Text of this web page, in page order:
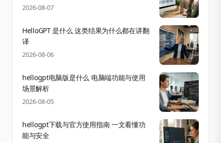
2026-08-07
HelloGPT 是什么 这类结果为什么都在讲翻
译
2026-08-06
hellogpt电脑版是什么 电脑端功能与使用
场景解析
2026-08-05
hellogpt下载与官方使用指南 一文看懂功
能与安全